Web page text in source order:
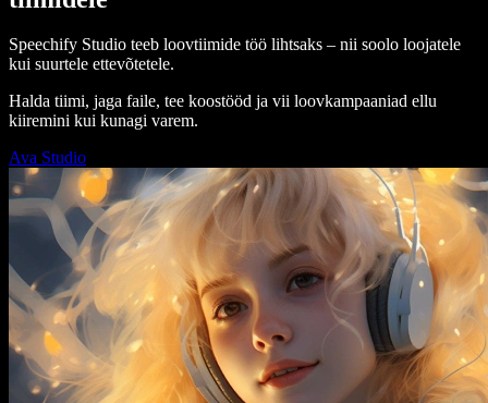
Speechify Studio teeb loovtiimide töö lihtsaks – nii soolo loojatele
kui suurtele ettevõtetele.
Halda tiimi, jaga faile, tee koostööd ja vii loovkampaaniad ellu
kiiremini kui kunagi varem.
Ava Studio